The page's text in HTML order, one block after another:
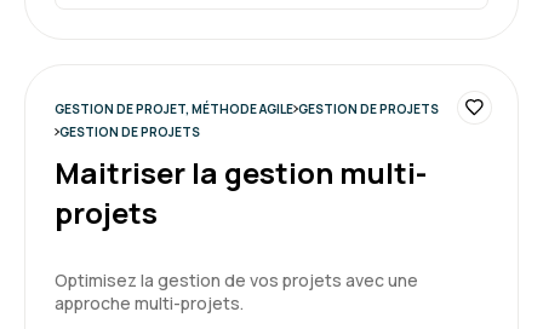
Lucas B. Le 20/02/2026
La formation était vivante et intéressante. Les
permis d’avoir une vision plus globale de la
gestion de projet, adaptée aux besoins de
GESTION DE PROJET, MÉTHODE AGILE GESTION DE PROJETS
GESTION DE PROJETS
Maitriser la gestion multi-
projets
Optimisez la gestion de vos projets avec une
approche multi-projets.